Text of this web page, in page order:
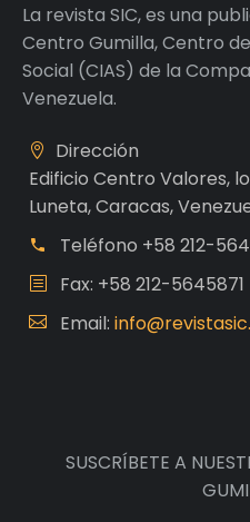
La revista SIC, es una
Centro Gumilla, Centro
Social (CIAS) de la
Venezuela.
Dirección
Edificio Centro Valores,
Luneta, Caracas,
Teléfono +58 212-
Fax: +58 212-5645871
Email:
SUSCRÍBETE A